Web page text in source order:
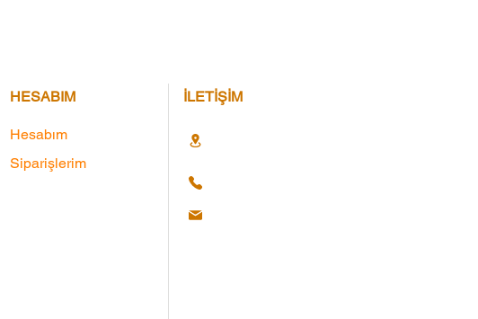
HESABIM
Hesabım
Siparişlerim
İLETİŞİM